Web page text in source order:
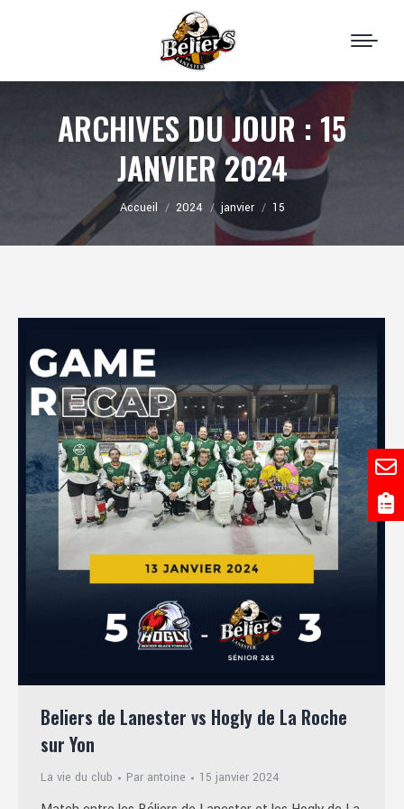
ARCHIVES DU JOUR : 15
JANVIER 2024
Vous êtes ici :
Accueil 2024 janvier 15
Beliers de Lanester vs Hogly de La Roche
sur Yon
La vie du club Par antoine 15 janvier 2024